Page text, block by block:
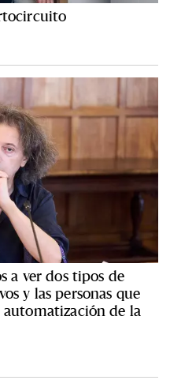
a ver dos tipos de
y las personas que
automatización de la